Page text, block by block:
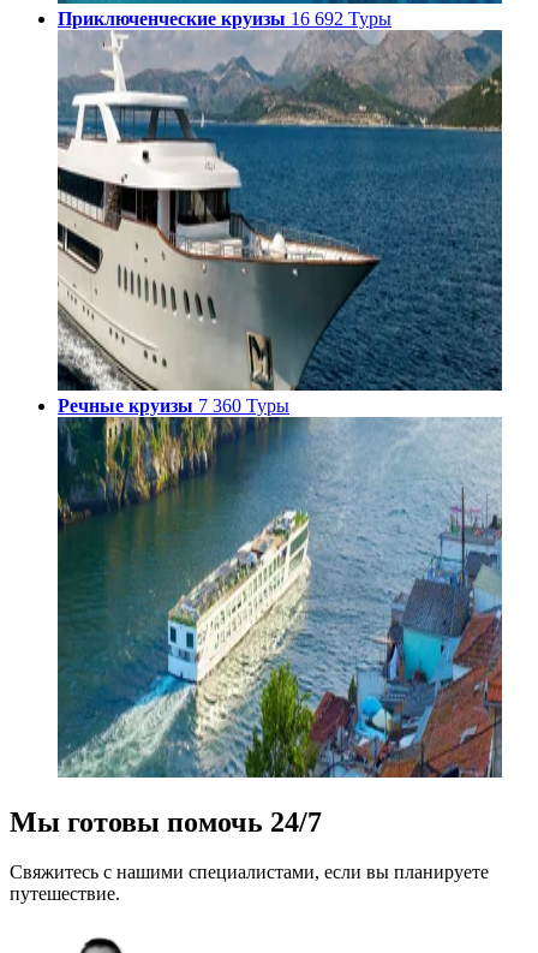
Приключенческие круизы 16 692 Туры
Речные круизы 7 360 Туры
Мы готовы помочь 24/7
Свяжитесь с нашими специалистами, если вы планируете
путешествие.